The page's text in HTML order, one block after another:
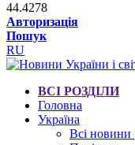
44.4278
Авторизація
Пошук
RU
ВСІ РОЗДІЛИ
Головна
Україна
Всі новини